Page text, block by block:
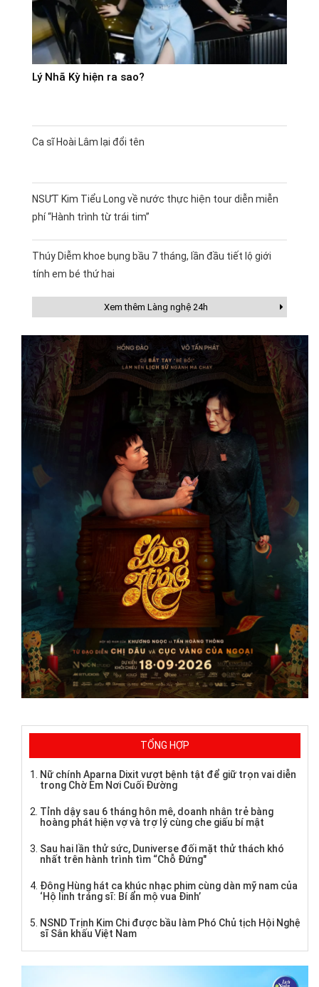
Lý Nhã Kỳ hiện ra sao?
Ca sĩ Hoài Lâm lại đổi tên
NSƯT Kim Tiểu Long về nước thực hiện tour diễn miễn
phí “Hành trình từ trái tim”
Thúy Diễm khoe bụng bầu 7 tháng, lần đầu tiết lộ giới
tính em bé thứ hai
Xem thêm Làng nghệ 24h
TỔNG HỢP
Nữ chính Aparna Dixit vượt bệnh tật để giữ trọn vai diễn
trong Chờ Em Nơi Cuối Đường
Tỉnh dậy sau 6 tháng hôn mê, doanh nhân trẻ bàng
hoàng phát hiện vợ và trợ lý cùng che giấu bí mật
Sau hai lần thử sức, Duniverse đối mặt thử thách khó
nhất trên hành trình tìm “Chỗ Đứng"
Đông Hùng hát ca khúc nhạc phim cùng dàn mỹ nam của
‘Hộ linh tráng sĩ: Bí ẩn mộ vua Đinh’
NSND Trịnh Kim Chi được bầu làm Phó Chủ tịch Hội Nghệ
sĩ Sân khấu Việt Nam